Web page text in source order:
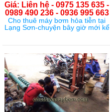
Giá: Liên hệ - 0975 135 635 -
0989 490 236 - 0936 995 663
Cho thuê máy bơm hỏa tiễn tại
Lạng Sơn-chuyện bây giờ mới kể